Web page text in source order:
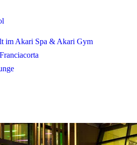
im Akari Spa & Akari Gym